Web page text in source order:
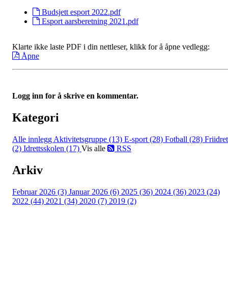
Budsjett esport 2022.pdf
Esport aarsberetning 2021.pdf
Klarte ikke laste PDF i din nettleser, klikk for å åpne vedlegg:
Åpne
Logg inn for å skrive en kommentar.
Kategori
Alle innlegg Aktivitetsgruppe (13) E-sport (28) Fotball (28)
(2) Idrettsskolen (17) Vis alle RSS
Arkiv
Februar 2026 (3) Januar 2026 (6) 2025 (36) 2024 (36) 2023 (24)
2022 (44) 2021 (34) 2020 (7) 2019 (2)